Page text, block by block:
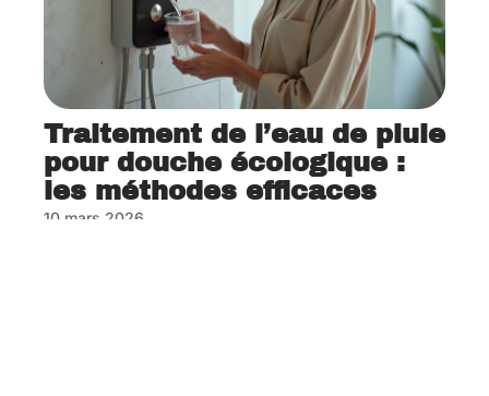
Traitement de l’eau de pluie
pour douche écologique :
les méthodes efficaces
10 mars 2026